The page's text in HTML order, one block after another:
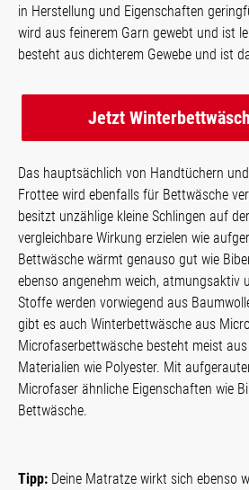
in Herstellung und Eigenschaften
wird aus feinerem Garn gewebt und ist
besteht aus dichterem Gewebe und ist
Jetzt
Das hauptsächlich von Handtüchern
Frottee wird ebenfalls für Bettwäsche
besitzt unzählige kleine Schlingen auf
vergleichbare Wirkung erzielen wie
Bettwäsche wärmt genauso gut wie
ebenso angenehm weich, atmungsaktiv
Stoffe werden vorwiegend aus
gibt es auch Winterbettwäsche aus
Microfaserbettwäsche besteht meist
Materialien wie Polyester. Mit
Microfaser ähnliche Eigenschaften wie
Bettwäsche.
Tipp: Deine Matratze wirkt sich ebenso